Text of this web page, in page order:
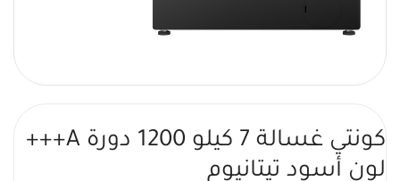
كونتي غسالة 7 كيلو 1200 دورة A+++
لون أسود تيتانيوم